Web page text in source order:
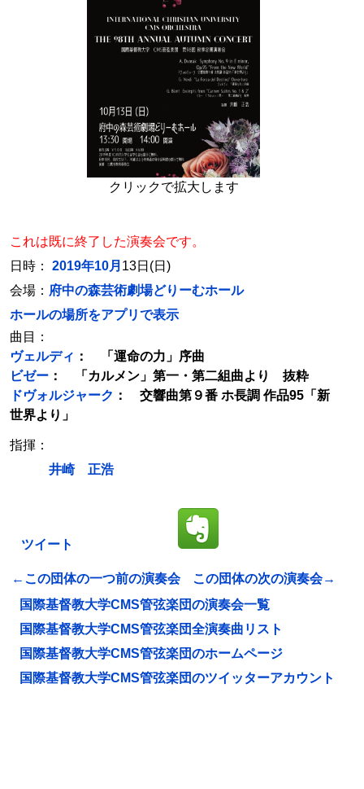
クリックで拡大します
これは既に終了した演奏会です。
日時： 2019年10月 13日(日)
会場： 府中の森芸術劇場どりーむホール
ホールの場所をアプリで表示
曲目：
ヴェルディ ： 「運命の力」序曲
ビゼー ： 「カルメン」第一・第二組曲より 抜粋
ドヴォルジャーク ： 交響曲第９番 ホ長調 作品95「新
世界より」
指揮：
井崎 正浩
ツイート
←この団体の一つ前の演奏会
この団体の次の演奏会→
国際基督教大学CMS管弦楽団の演奏会一覧
国際基督教大学CMS管弦楽団全演奏曲リスト
国際基督教大学CMS管弦楽団のホームページ
国際基督教大学CMS管弦楽団のツイッターアカウント